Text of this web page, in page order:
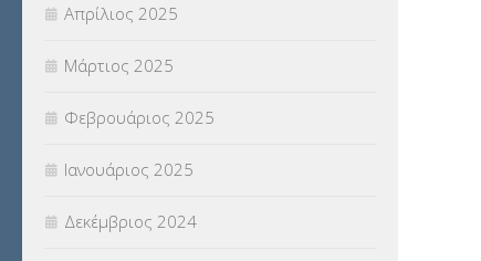
Απρίλιος 2025
Μάρτιος 2025
Φεβρουάριος 2025
Ιανουάριος 2025
Δεκέμβριος 2024